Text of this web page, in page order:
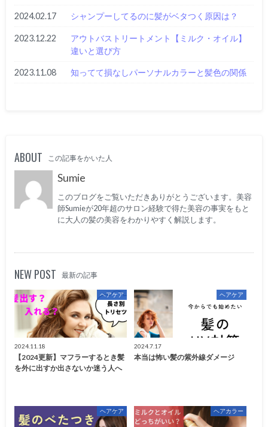
2024.02.17 シャンプーしてるのに髪がベタつく原因は？
2023.12.22
アウトバストリートメント【ミルク・オイル】
違いと選び方
2023.11.08 知ってて損なしパーソナルカラーと髪色の関係
ABOUT この記事をかいた人
Sumie
このブログをご覧いただきありがとうございます。美容
師Sumieが20年超のサロン経験で得た美容の事実をもと
に大人の髪の美容をわかりやすく解説します。
NEW POST 最新の記事
ヘアケア
2024.11.18
【2024更新】マフラーするとき髪
を外に出すか出さないか迷う人へ
ヘアケア
2024.7.17
本当は怖い髪の紫外線ダメージ
ヘアケア ヘアカラー